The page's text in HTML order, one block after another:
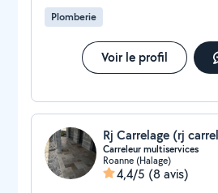
Plomberie
Voir le profil
Rj Carrelage (rj
Carreleur multiservices
Roanne (Halage)
4,4/5 (8 avis)